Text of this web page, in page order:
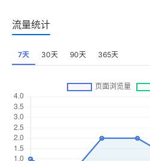
流量统计
7天 30天 90天 365天